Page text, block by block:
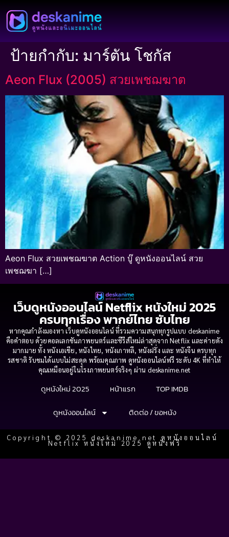
ป้ายกำกับ: มาร์ตัน โชกัส
Aeon Flux (2005) สวยเพชฌฆาต
Aeon Flux สวยเพชฌฆาต Action บู๊ ดูหนังออนไลน์ สวย
เพชฌฆา […]
เว็บดูหนังออนไลน์ Netflix หนังใหม่ 2025
ครบทุกเรื่อง พากย์ไทย ซับไทย
หากคุณกำลังมองหา เว็บดูหนังออนไลน์ ที่รวมความสนุกทุกรูปแบบ deskanime
คือคำตอบ ด้วยคอลเลกชันภาพยนตร์และซีรีส์ใหม่ล่าสุดจาก Netflix และค่ายดัง
มากมาย ทั้ง หนังเอเชีย, หนังไทย, หนังเกาหลี, หนังฝรั่ง และ หนังจีน ครบทุก
รสชาติ รับชมได้แบบไม่สะดุด พร้อมคุณภาพ ดูหนังออนไลน์ฟรี ระดับ 4K ที่ทำให้
คุณเหมือนอยู่ในโรงภาพยนตร์จริงๆ ผ่าน deskanime.net
ดูหนังใหม่ 2025 หน้าแรก
TOP IMDB
ดูหนังออนไลน์
ติดต่อ / ขอหนัง
Copyright © 2025 deskanime.net ดูหนังออนไลน์
Netflix หนังใหม่ 2025 ดูหนังฟรี